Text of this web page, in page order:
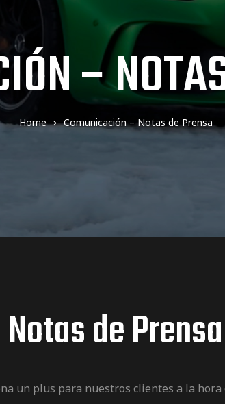
–
Home Comunicación – Notas de Prensa
Notas de Prensa
un plus para nuestros clientes a la